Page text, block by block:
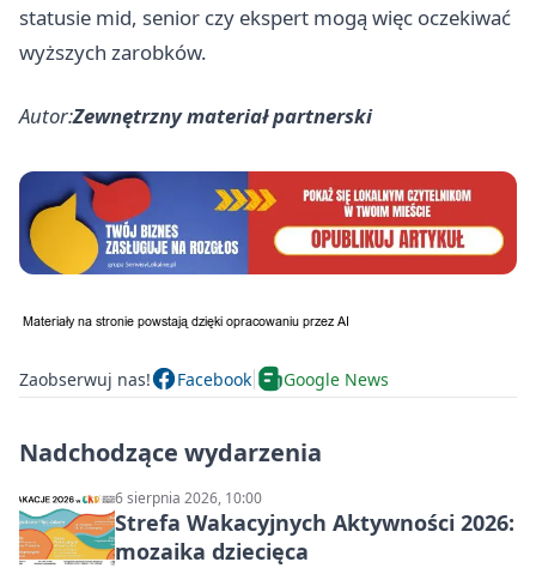
statusie mid, senior czy ekspert mogą więc oczekiwać
wyższych zarobków.
Autor:Zewnętrzny materiał partnerski
Zaobserwuj nas! Facebook Google News
Nadchodzące wydarzenia
6 sierpnia 2026, 10:00
Strefa Wakacyjnych Aktywności 2026:
mozaika dziecięca